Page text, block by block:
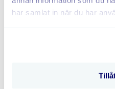
har samlat in när du har
Genomförande av åtgärder
Ditt ansvar som
Entreprenad för
arbeten under